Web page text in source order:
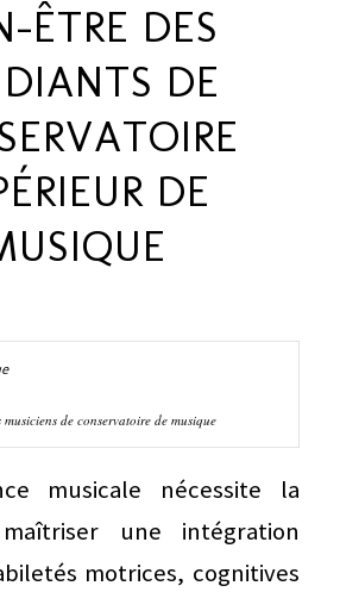
ÊTRE DES
DE
DE
musiciens de conservatoire de musique
musicale nécessite la
une intégration
motrices, cognitives